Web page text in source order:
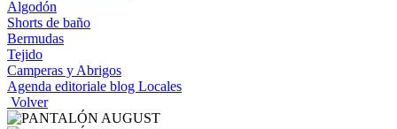
Algodón
Shorts de baño
Bermudas
Tejido
Camperas y Abrigos
Agenda editoriale blog Locales
Volver